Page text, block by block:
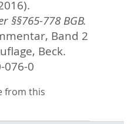
§§765-778 BGB.
Band 2
Beck.
076-0
from this